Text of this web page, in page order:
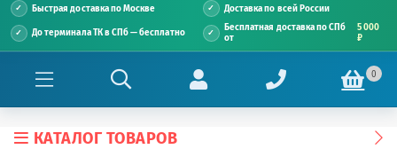
Быстрая доставка по Москве Доставка по всей России
До терминала ТК в СПб — бесплатно
Бесплатная доставка по СПб
от
5 000
₽
0
КАТАЛОГ ТОВАРОВ